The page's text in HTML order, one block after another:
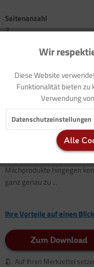
Seitenanzahl
2
Lied: Messer, Gabel, Teller
Sprüche(mit Audiodatei)
Exkursionen:Bauernhof
Anregung: Kühe melken
Lied: Alle meine Fingerlein
... und viele weitere
Kühe kennen viele Kinder
Milchprodukte hingegen
ganz genau zu ...
Ihre Vorteile auf einen
Zum Download
Auf Ihren Merkzettel
Funktionale
Marketing
Tracking
Wir
Diese Website
Funktionalität bieten zu
Verwendung
Datenschutzeinstellungen
Alle